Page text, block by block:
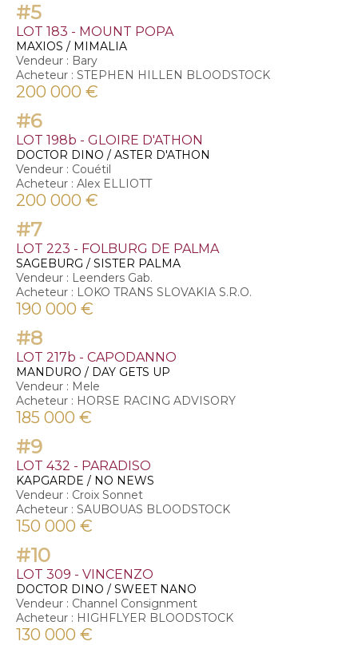
#5
LOT 183 - MOUNT POPA
MAXIOS / MIMALIA
Vendeur : Bary
Acheteur : STEPHEN HILLEN BLOODSTOCK
200 000 €
#6
LOT 198b - GLOIRE D'ATHON
DOCTOR DINO / ASTER D'ATHON
Vendeur : Couétil
Acheteur : Alex ELLIOTT
200 000 €
#7
LOT 223 - FOLBURG DE PALMA
SAGEBURG / SISTER PALMA
Vendeur : Leenders Gab.
Acheteur : LOKO TRANS SLOVAKIA S.R.O.
190 000 €
#8
LOT 217b - CAPODANNO
MANDURO / DAY GETS UP
Vendeur : Mele
Acheteur : HORSE RACING ADVISORY
185 000 €
#9
LOT 432 - PARADISO
KAPGARDE / NO NEWS
Vendeur : Croix Sonnet
Acheteur : SAUBOUAS BLOODSTOCK
150 000 €
#10
LOT 309 - VINCENZO
DOCTOR DINO / SWEET NANO
Vendeur : Channel Consignment
Acheteur : HIGHFLYER BLOODSTOCK
130 000 €